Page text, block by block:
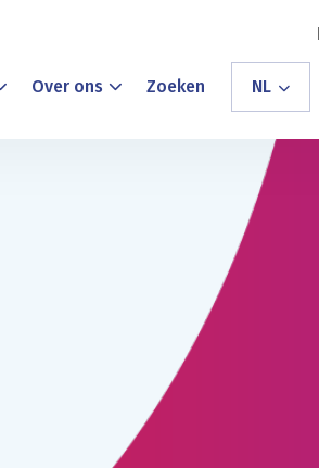
Over ons Zoeken NL